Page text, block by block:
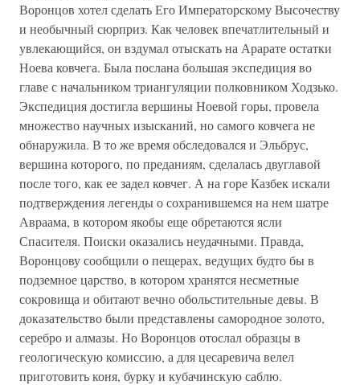
Воронцов хотел сделать Его Императорскому Высочеству
и необычный сюрприз. Как человек впечатлительный и
увлекающийся, он вздумал отыскать на Арарате остатки
Ноева ковчега. Была послана большая экспедиция во
главе с начальником триангуляции полковником Ходзько.
Экспедиция достигла вершины Ноевой горы, провела
множество научных изысканий, но самого ковчега не
обнаружила. В то же время обследовался и Эльбрус,
вершина которого, по преданиям, сделалась двуглавой
после того, как ее задел ковчег. А на горе Казбек искали
подтверждения легенды о сохранившемся на нем шатре
Авраама, в котором якобы еще обретаются ясли
Спасителя. Поиски оказались неудачными. Правда,
Воронцову сообщили о пещерах, ведущих будто бы в
подземное царство, в котором хранятся несметные
сокровища и обитают вечно обольстительные девы. В
доказательство были представлены самородное золото,
серебро и алмазы. Но Воронцов отослал образцы в
геологическую комиссию, а для цесаревича велел
приготовить коня, бурку и кубачинскую саблю.